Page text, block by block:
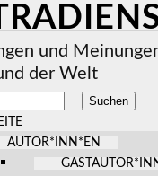
und
der Welt
AUTOR*INN*EN